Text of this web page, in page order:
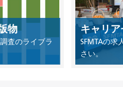
物
査のライブラ
キャリア
SFMTAの求
さい。